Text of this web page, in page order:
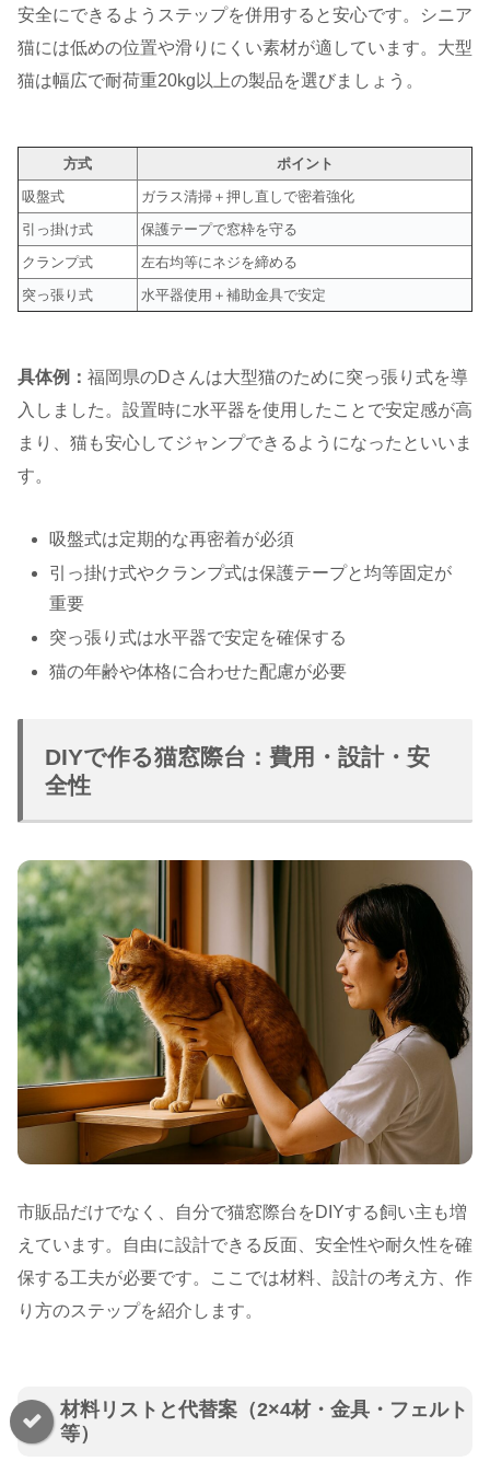
安全にできるようステップを併用すると安心です。シニア
猫には低めの位置や滑りにくい素材が適しています。大型
猫は幅広で耐荷重20kg以上の製品を選びましょう。
方式
ポイント
吸盤式
ガラス清掃＋押し直しで密着強化
引っ掛け式
保護テープで窓枠を守る
クランプ式
左右均等にネジを締める
突っ張り式
水平器使用＋補助金具で安定
具体例： 福岡県のDさんは大型猫のために突っ張り式を導
入しました。設置時に水平器を使用したことで安定感が高
まり、猫も安心してジャンプできるようになったといいま
す。
吸盤式は定期的な再密着が必須
引っ掛け式やクランプ式は保護テープと均等固定が
重要
突っ張り式は水平器で安定を確保する
猫の年齢や体格に合わせた配慮が必要
DIYで作る猫窓際台：費用・設計・安
全性
市販品だけでなく、自分で猫窓際台をDIYする飼い主も増
えています。自由に設計できる反面、安全性や耐久性を確
保する工夫が必要です。ここでは材料、設計の考え方、作
り方のステップを紹介します。
材料リストと代替案（2×4材・金具・フェルト
等）